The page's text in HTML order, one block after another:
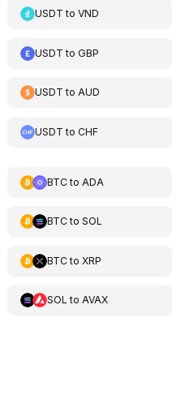
USDT toVND
USDT toGBP
USDT toAUD
USDT toCHF
BTCto ADA
BTCto SOL
BTCto XRP
SOL to AVAX